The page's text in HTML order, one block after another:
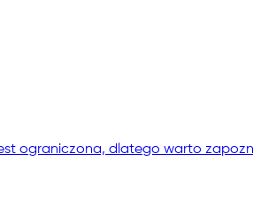
ograniczona, dlatego warto